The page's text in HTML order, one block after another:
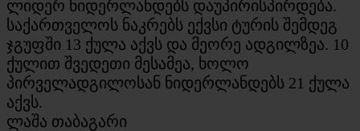
ლიდერ ნიდერლანდებს დაუპირისპირდება.
საქართველოს ნაკრებს ექვსი ტურის შემდეგ
ჯგუფში 13 ქულა აქვს და მეორე ადგილზეა. 10
ქულით შვედეთი მესამეა, ხოლო
პირველადგილოსან ნიდერლანდებს 21 ქულა
აქვს.
ლაშა თაბაგარი